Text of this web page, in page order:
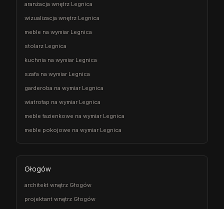
aranżacja wnętrz Legnica
wizualizacja wnętrz Legnica
meble na wymiar Legnica
stolarz Legnica
kuchnia na wymiar Legnica
szafa na wymiar Legnica
garderoba na wymiar Legnica
wiatrołap na wymiar Legnica
meble łazienkowe na wymiar Legnica
meble pokojowe na wymiar Legnica
Głogów
architekt wnętrz Głogów
projektant wnętrz Głogów